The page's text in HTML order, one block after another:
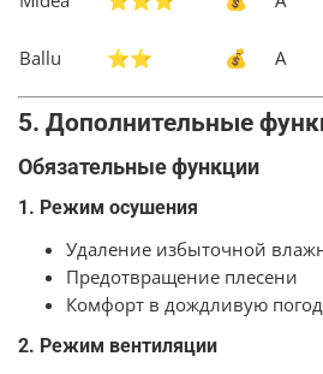
Ballu
⭐⭐ 💰 A
5. Дополнительные
Обязательные функции
1. Режим осушения
Удаление избыточной
Предотвращение плесени
Комфорт в дождливую
2. Режим вентиляции